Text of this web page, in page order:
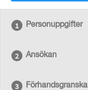
Personuppgifter
Ansökan
Förhandsgranska